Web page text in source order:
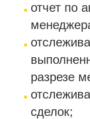
отчет по
разрезе
сделок;